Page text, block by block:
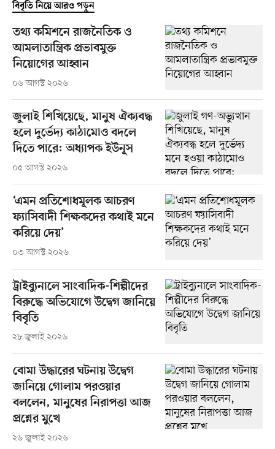
বিবৃতি নিয়ে আরও পড়ুন
তথ্য কমিশনে রাজনৈতিক ও
আমলাতান্ত্রিক প্রভাবমুক্ত
নিয়োগের আহ্বান
০৬ আগস্ট ২০২৬
জুলাই শিখিয়েছে, মানুষ ঐক্যবদ্ধ
হলে দুর্ভেদ্য কাঠামোও বদলে
দিতে পারে: অধ্যাপক ইউনূস
০৫ আগস্ট ২০২৬
‘এমন প্রতিশোধমূলক আচরণ
ফ্যাসিবাদী শিক্ষকদের কথাই মনে
করিয়ে দেয়’
০৩ আগস্ট ২০২৬
ট্রাইব্যুনালে সাংবাদিক-শিল্পীদের
বিরুদ্ধে অভিযোগে উদ্বেগ জানিয়ে
বিবৃতি
২৮ জুলাই ২০২৬
বোমা উদ্ধারের ঘটনায় উদ্বেগ
জানিয়ে গোলাম পরওয়ার
বললেন, মানুষের নিরাপত্তা আজ
প্রশ্নের মুখে
২৬ জুলাই ২০২৬